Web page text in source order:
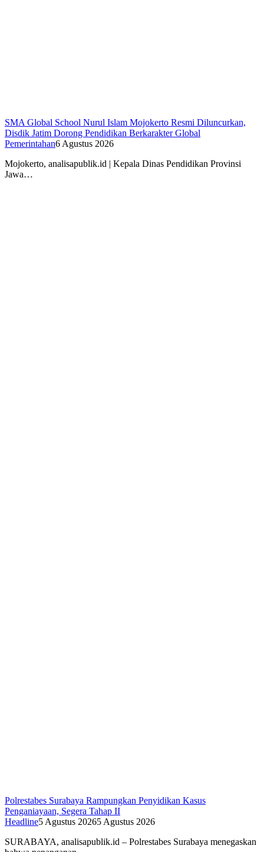
SMA Global School Nurul Islam Mojokerto Resmi Diluncurkan,
Disdik Jatim Dorong Pendidikan Berkarakter Global
Pemerintahan6 Agustus 2026
Mojokerto, analisapublik.id | Kepala Dinas Pendidikan Provinsi
Jawa…
Polrestabes Surabaya Rampungkan Penyidikan Kasus
Penganiayaan, Segera Tahap II
Headline5 Agustus 20265 Agustus 2026
SURABAYA, analisapublik.id – Polrestabes Surabaya menegaskan